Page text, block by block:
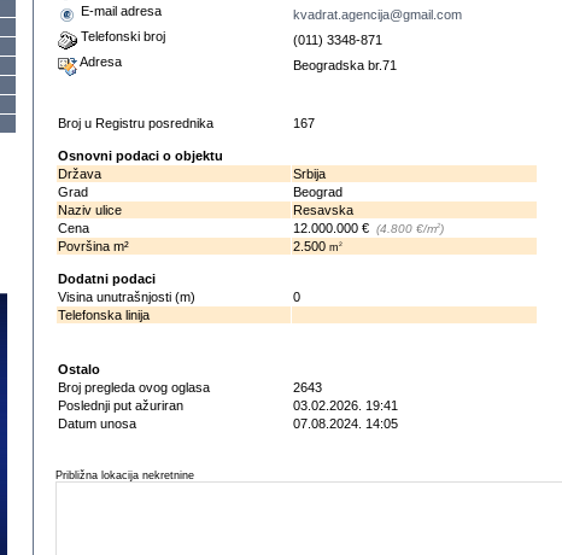
E-mail adresa
kvadrat.agencija@gmail.com
Telefonski broj
(011) 3348-871
Adresa
Beogradska br.71
Broj u Registru posrednika 167
Osnovni podaci o objektu
Država
Srbija
Grad
Beograd
Naziv ulice
Resavska
Cena
12.000.000 € (4.800 €/m2)
Površina m² 2.500 m2
Dodatni podaci
Visina unutrašnjosti (m)
0
Telefonska linija
Ostalo
Broj pregleda ovog oglasa
2643
Poslednji put ažuriran
03.02.2026. 19:41
Datum unosa
07.08.2024. 14:05
Približna lokacija nekretnine